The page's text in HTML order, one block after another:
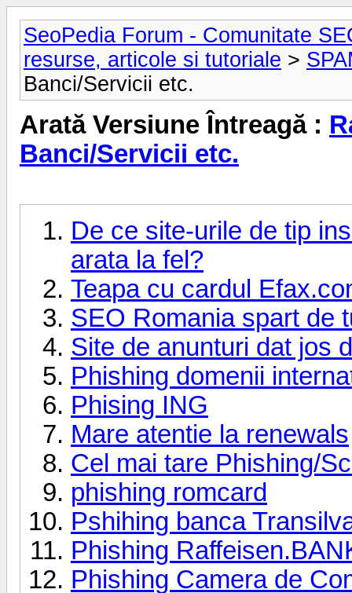
SeoPedia Forum - Comunitate
resurse, articole si tutoriale >
Banci/Servicii etc.
Arată Versiune Întreagă :
Banci/Servicii etc.
De ce site-urile de tip
arata la fel?
Teapa cu cardul
SEO Romania spart de
Site de anunturi dat jos
Phishing domenii
Phising ING
Mare atentie la renewals
Cel mai tare Phishing/
phishing romcard
Pshihing banca
Phishing
Phishing Camera de